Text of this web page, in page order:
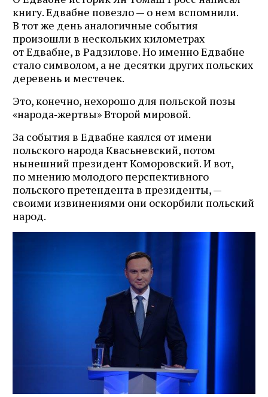
книгу. Едвабне повезло — о нем вспомнили.
В тот же день аналогичные события
произошли в нескольких километрах
от Едвабне, в Радзилове. Но именно Едвабне
стало символом, а не десятки других польских
деревень и местечек.
Это, конечно, нехорошо для польской позы
«народа‑жертвы» Второй мировой.
За события в Едвабне каялся от имени
польского народа Квасьневский, потом
нынешний президент Коморовский. И вот,
по мнению молодого перспективного
польского претендента в президенты, —
своими извинениями они оскорбили польский
народ.